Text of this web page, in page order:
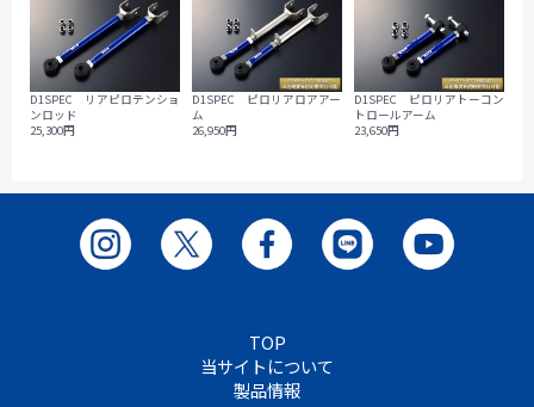
D1SPEC リアピロテンショ
ンロッド
25,300円
D1SPEC ピロリアロアアー
ム
26,950円
D1SPEC ピロリアトーコン
トロールアーム
23,650円
TOP
当サイトについて
製品情報